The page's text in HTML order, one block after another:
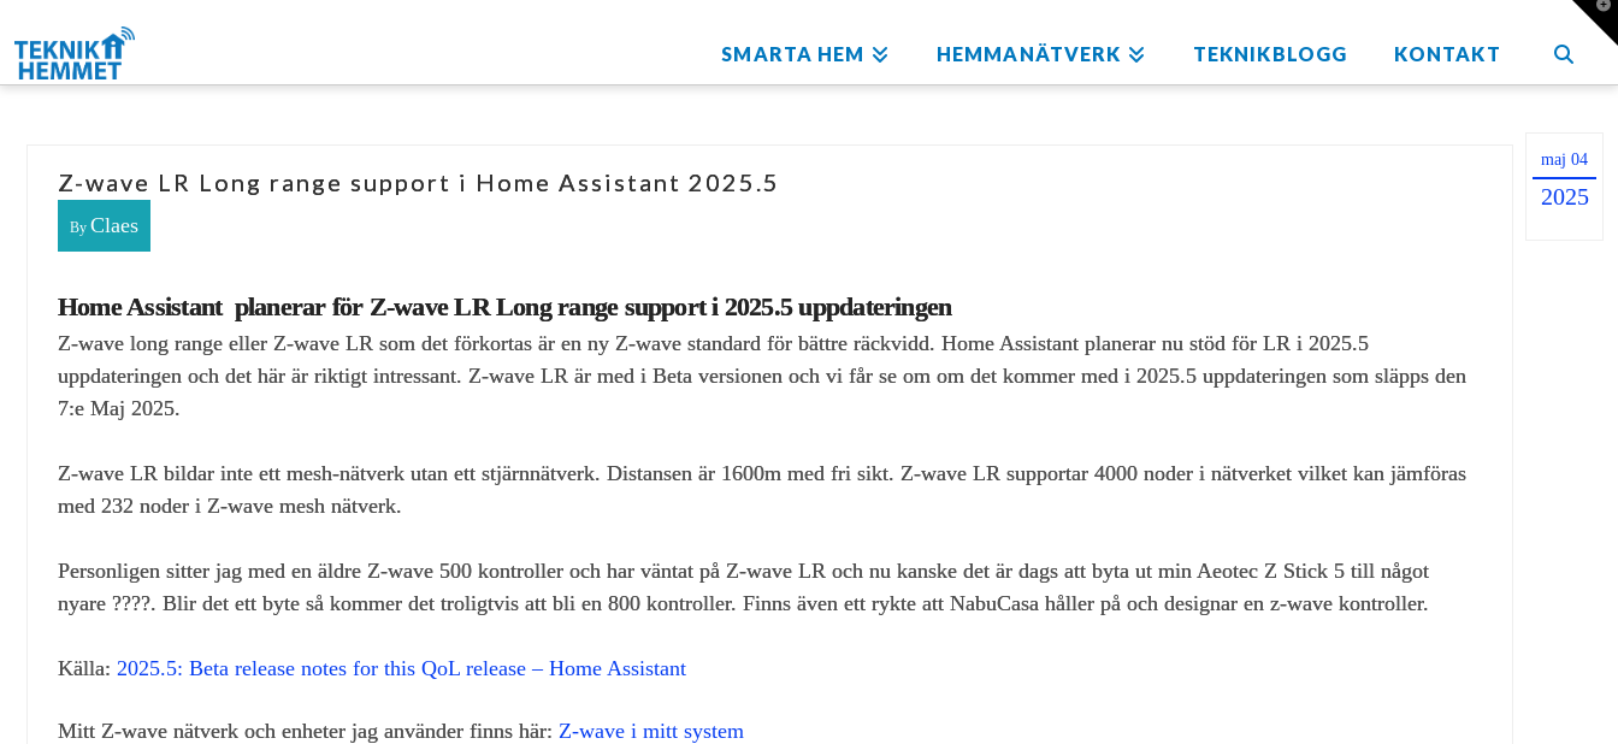
SMARTA HEM HEMMANÄTVERK TEKNIKBLOGG KONTAKT
maj 04
2025
Z-wave LR Long range support i Home Assistant 2025.5
By Claes
Home Assistant planerar för Z-wave LR Long range support i 2025.5 uppdateringen
Z-wave long range eller Z-wave LR som det förkortas är en ny Z-wave standard för bättre räckvidd. Home Assistant planerar nu stöd för LR i 2025.5
uppdateringen och det här är riktigt intressant. Z-wave LR är med i Beta versionen och vi får se om om det kommer med i 2025.5 uppdateringen som släpps den
7:e Maj 2025.
Z-wave LR bildar inte ett mesh-nätverk utan ett stjärnnätverk. Distansen är 1600m med fri sikt. Z-wave LR supportar 4000 noder i nätverket vilket kan jämföras
med 232 noder i Z-wave mesh nätverk.
Personligen sitter jag med en äldre Z-wave 500 kontroller och har väntat på Z-wave LR och nu kanske det är dags att byta ut min Aeotec Z Stick 5 till något
nyare ????. Blir det ett byte så kommer det troligtvis att bli en 800 kontroller. Finns även ett rykte att NabuCasa håller på och designar en z-wave kontroller.
Källa: 2025.5: Beta release notes for this QoL release – Home Assistant
Mitt Z-wave nätverk och enheter jag använder finns här: Z-wave i mitt system